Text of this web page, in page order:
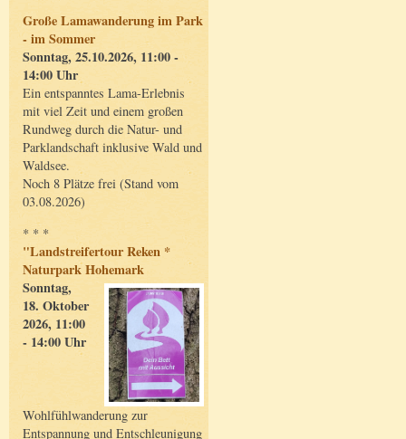
Große Lamawanderung im Park
- im Sommer
Sonntag, 25.10.2026, 11:00 -
14:00 Uhr
Ein entspanntes Lama-Erlebnis
mit viel Zeit und einem großen
Rundweg durch die Natur- und
Parklandschaft inklusive Wald und
Waldsee.
Noch 8 Plätze frei (Stand vom
03.08.2026)
* * *
"Landstreifertour Reken *
Naturpark Hohemark
Sonntag,
18. Oktober
2026, 11:00
- 14:00 Uhr
Wohlfühlwanderung zur
Entspannung und Entschleunigung